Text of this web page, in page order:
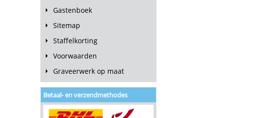
Gastenboek
Sitemap
Staffelkorting
Voorwaarden
Graveerwerk op maat
Betaal- en verzendmethodes